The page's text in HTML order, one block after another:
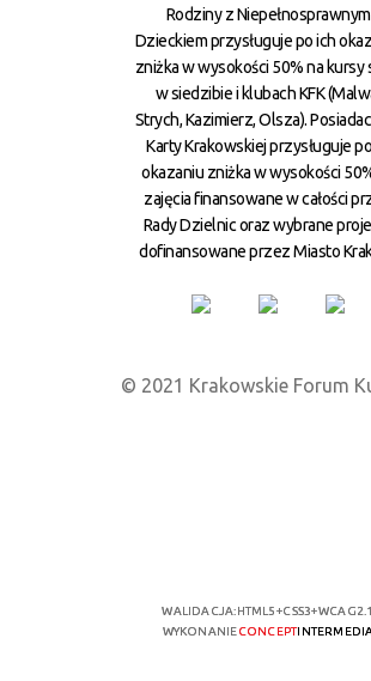
Rodziny z Niepełnosprawnym
Dzieckiem przysługuje po ich
zniżka w wysokości 50% na kursy
w siedzibie i klubach KFK
Strych, Kazimierz, Olsza).
Karty Krakowskiej przysługuje
okazaniu zniżka w wysokości
zajęcia finansowane w całości
Rady Dzielnic oraz wybrane
dofinansowane przez Miasto
© 2021 Krakowskie Forum
WALIDACJA: HTML5+CSS3+WCAG 2.1
WYKONANIECONCEPT